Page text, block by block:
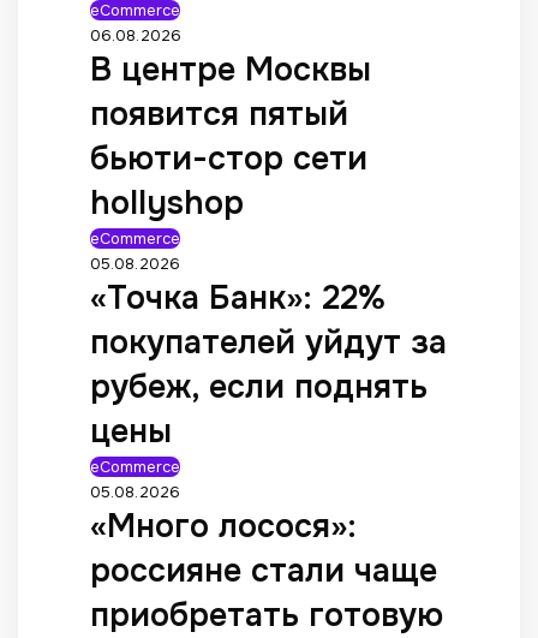
eCommerce
06.08.2026
В центре Москвы
появится пятый
бьюти-стор сети
hollyshop
eCommerce
05.08.2026
«Точка Банк»: 22%
покупателей уйдут за
рубеж, если поднять
цены
eCommerce
05.08.2026
«Много лосося»:
россияне стали чаще
приобретать готовую